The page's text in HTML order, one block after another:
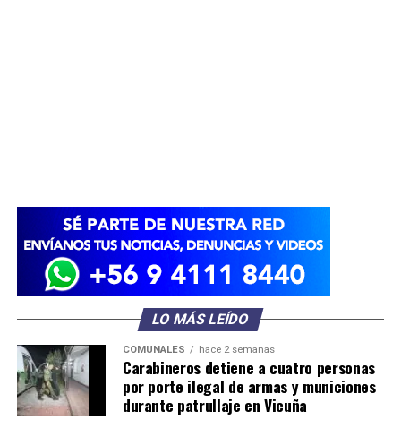
LO MÁS LEÍDO
COMUNALES hace 2 semanas
Carabineros detiene a cuatro personas
por porte ilegal de armas y municiones
durante patrullaje en Vicuña